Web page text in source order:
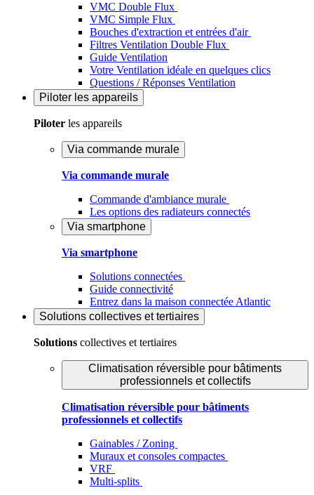
VMC Double Flux
VMC Simple Flux
Bouches d'extraction et entrées d'air
Filtres Ventilation Double Flux
Guide Ventilation
Votre Ventilation idéale en quelques clics
Questions / Réponses Ventilation
Piloter les appareils
Piloter les appareils
Via commande murale
Via commande murale
Commande d'ambiance murale
Les options des radiateurs connectés
Via smartphone
Via smartphone
Solutions connectées
Guide connectivité
Entrez dans la maison connectée Atlantic
Solutions collectives et tertiaires
Solutions collectives et tertiaires
Climatisation réversible pour bâtiments
professionnels et collectifs
Climatisation réversible pour bâtiments
professionnels et collectifs
Gainables / Zoning
Muraux et consoles compactes
VRF
Multi-splits